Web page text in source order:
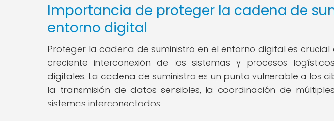
Importancia de proteger la cadena de
entorno digital
Proteger la cadena de suministro en el entorno digital es
creciente interconexión de los sistemas y procesos
digitales. La cadena de suministro es un punto vulnerable a los
la transmisión de datos sensibles, la coordinación de
sistemas interconectados.